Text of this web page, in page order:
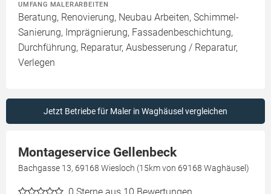
UMFANG MALERARBEITEN
Beratung, Renovierung, Neubau Arbeiten, Schimmel-
Sanierung, Imprägnierung, Fassadenbeschichtung,
Durchführung, Reparatur, Ausbesserung / Reparatur,
Verlegen
Jetzt Betriebe für Maler in Waghäusel vergleichen
Montageservice Gellenbeck
Bachgasse 13, 69168 Wiesloch (15km von 69168 Waghäusel)